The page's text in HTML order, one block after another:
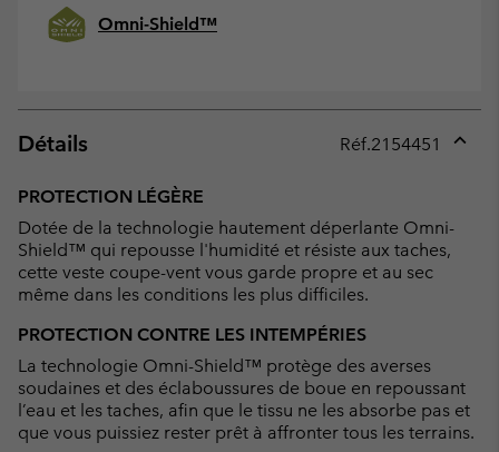
Omni-Shield™
Détails Réf.2154451
PROTECTION LÉGÈRE
Dotée de la technologie hautement déperlante Omni-
Shield™ qui repousse l'humidité et résiste aux taches,
cette veste coupe-vent vous garde propre et au sec
même dans les conditions les plus difficiles.
PROTECTION CONTRE LES INTEMPÉRIES
La technologie Omni-Shield™ protège des averses
soudaines et des éclaboussures de boue en repoussant
l’eau et les taches, afin que le tissu ne les absorbe pas et
que vous puissiez rester prêt à affronter tous les terrains.